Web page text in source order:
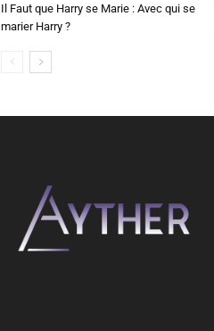
Il Faut que Harry se Marie : Avec qui se
marier Harry ?